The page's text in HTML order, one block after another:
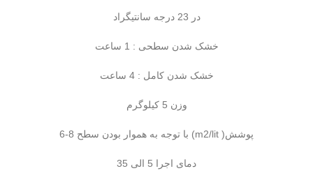
در 23 درجه سانتیگراد
خشک شدن سطحی : 1 ساعت
خشک شدن کامل : 4 ساعت
وزن 5 کیلوگرم
پوشش( m2/lit) با توجه به هموار بودن سطح 8-6
دمای اجرا 5 الی 35